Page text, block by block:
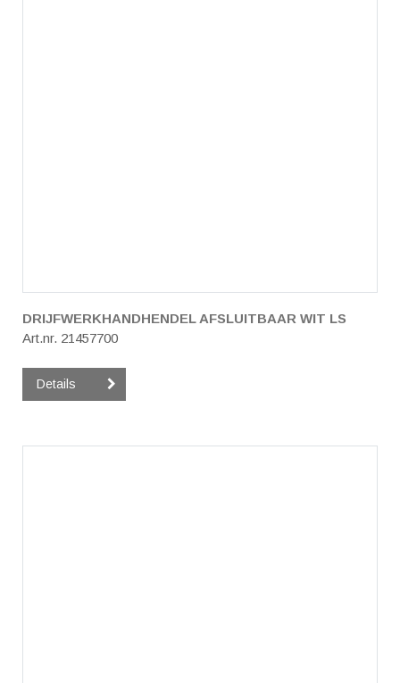
DRIJFWERKHANDHENDEL AFSLUITBAAR WIT LS
Art.nr. 21457700
Details